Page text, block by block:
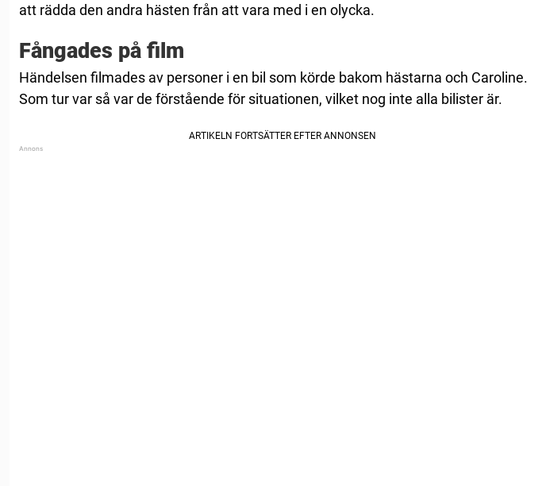
att rädda den andra hästen från att vara med i en olycka.
Fångades på film
Händelsen filmades av personer i en bil som körde bakom hästarna och Caroline.
Som tur var så var de förstående för situationen, vilket nog inte alla bilister är.